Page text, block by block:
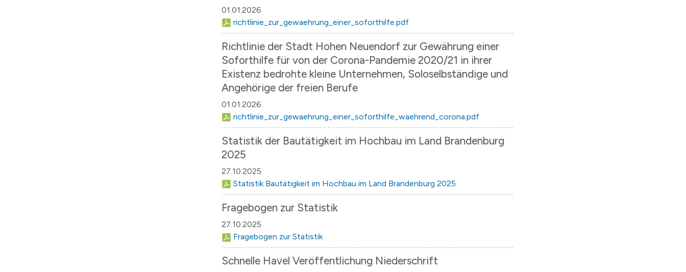
01.01.2026
richtlinie_zur_gewaehrung_einer_soforthilfe.pdf
Richtlinie der Stadt Hohen Neuendorf zur Gewährung einer
Soforthilfe für von der Corona-Pandemie 2020/21 in ihrer
Existenz bedrohte kleine Unternehmen, Soloselbständige und
Angehörige der freien Berufe
01.01.2026
richtlinie_zur_gewaehrung_einer_soforthilfe_waehrend_corona.pdf
Statistik der Bautätigkeit im Hochbau im Land Brandenburg
2025
27.10.2025
Statistik Bautätigkeit im Hochbau im Land Brandenburg 2025
Fragebogen zur Statistik
27.10.2025
Fragebogen zur Statistik
Schnelle Havel Veröffentlichung Niederschrift